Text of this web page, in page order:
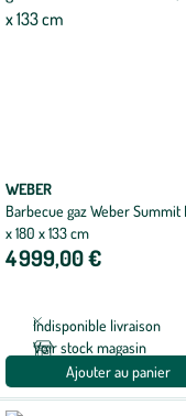
WEBER
Barbecue gaz Weber Summit
x 180 x 133 cm
4 999,00 €
Indisponible livraison
Voir stock magasin
Ajouter au panier